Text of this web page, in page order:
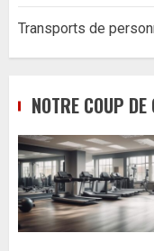
Transports de
NOTRE COUP DE